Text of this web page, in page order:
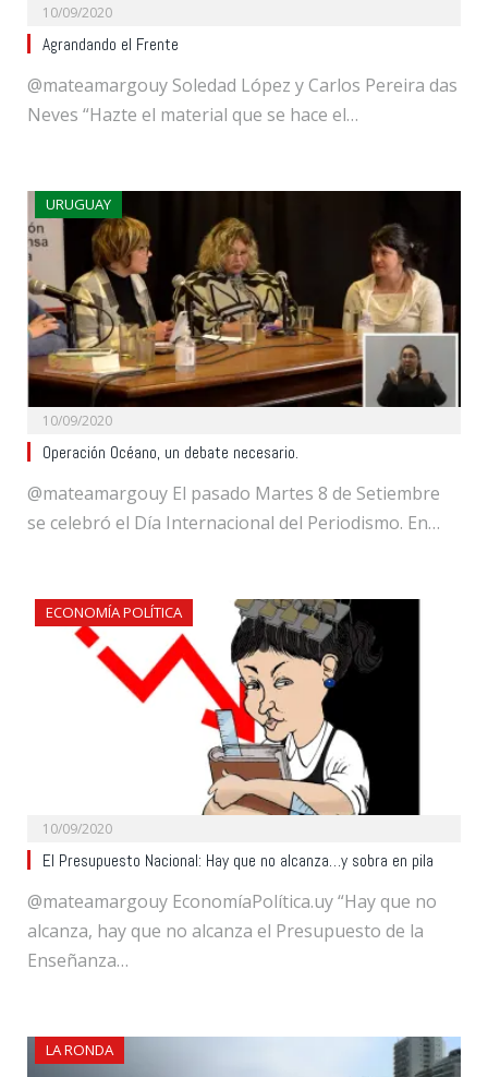
10/09/2020
Agrandando el Frente
@mateamargouy Soledad López y Carlos Pereira das
Neves “Hazte el material que se hace el…
URUGUAY
10/09/2020
Operación Océano, un debate necesario.
@mateamargouy El pasado Martes 8 de Setiembre
se celebró el Día Internacional del Periodismo. En…
ECONOMÍA POLÍTICA
10/09/2020
El Presupuesto Nacional: Hay que no alcanza…y sobra en pila
@mateamargouy EconomíaPolítica.uy “Hay que no
alcanza, hay que no alcanza el Presupuesto de la
Enseñanza…
LA RONDA